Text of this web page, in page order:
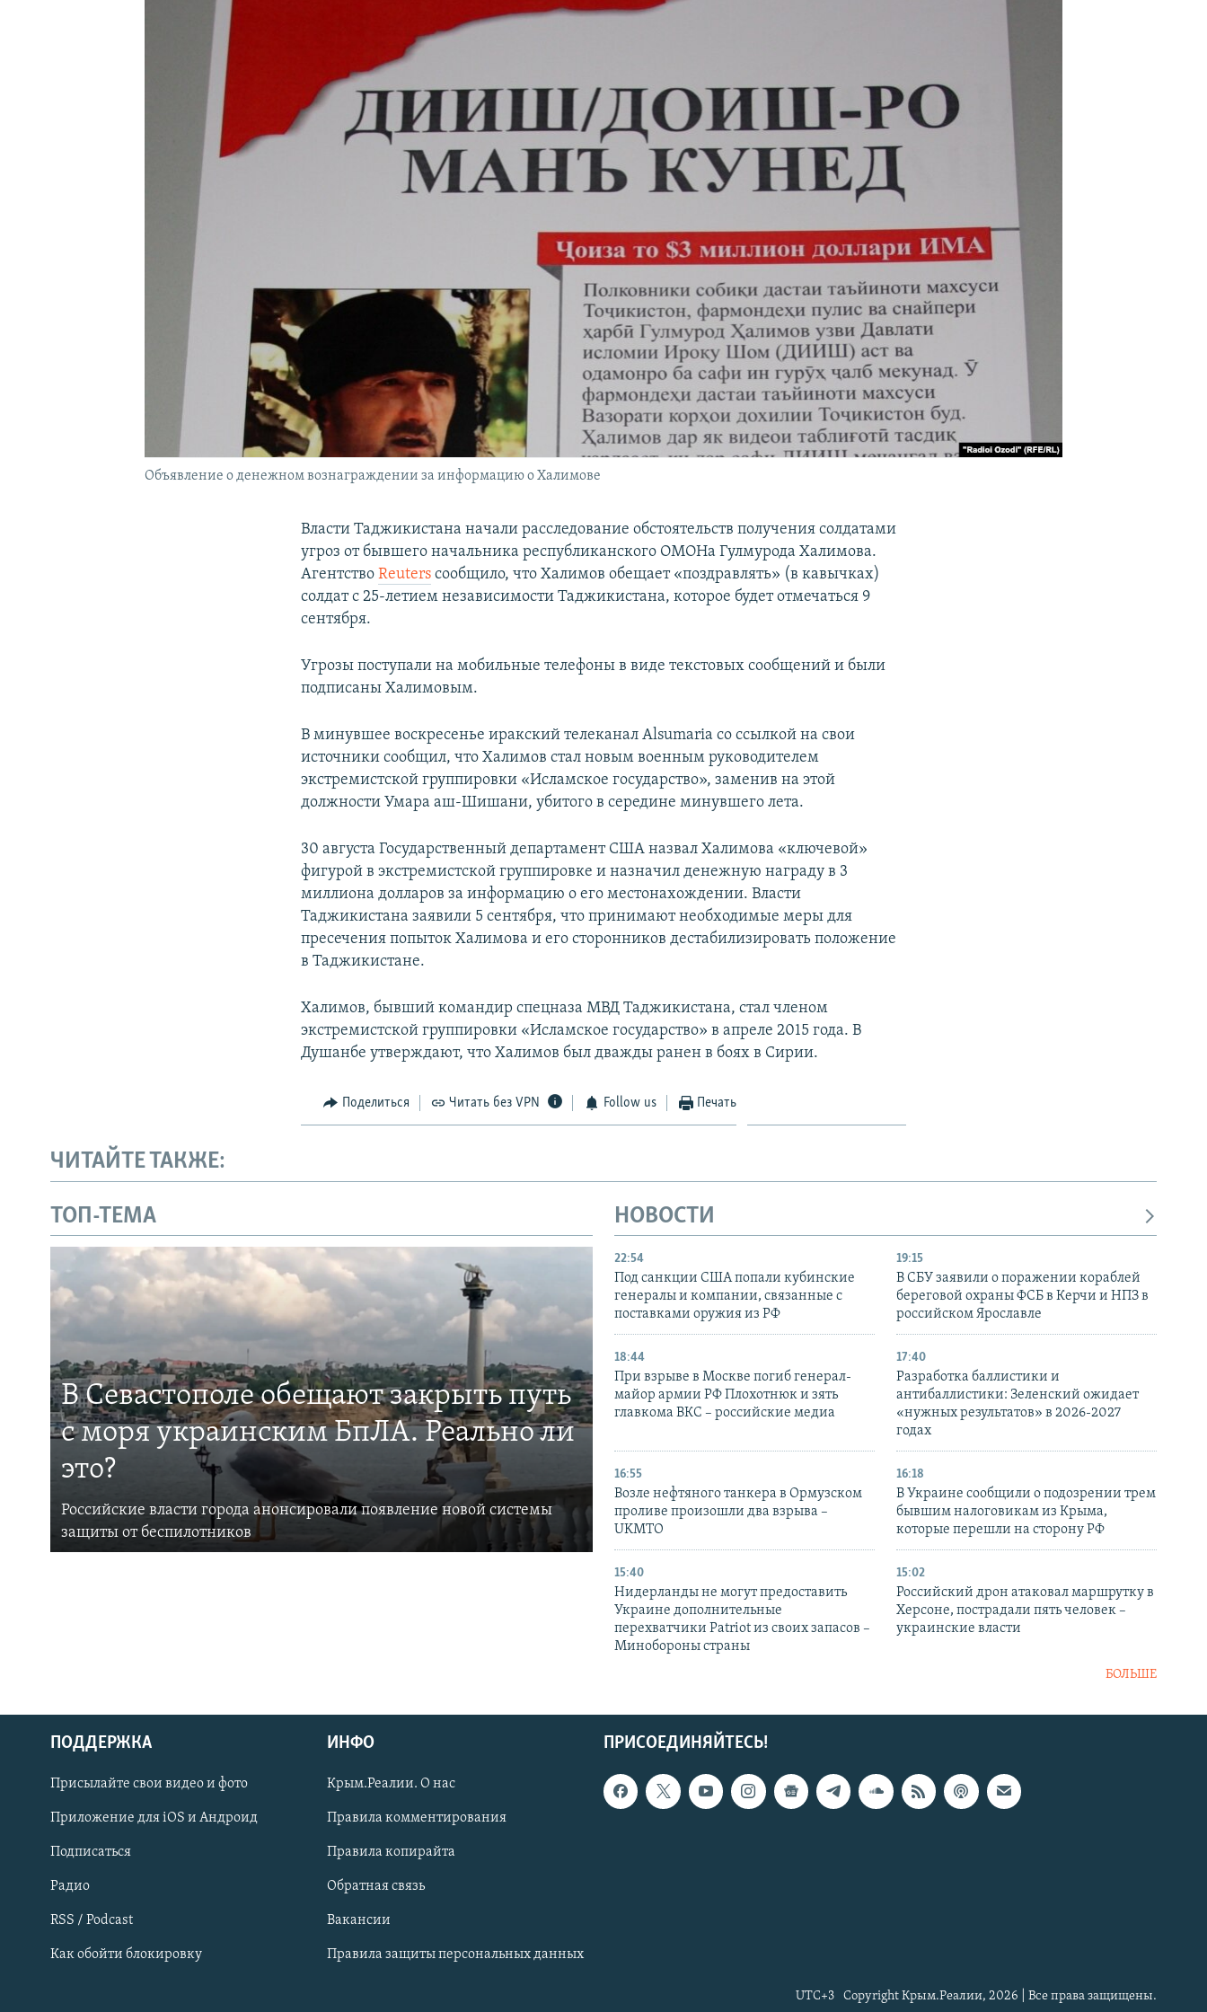
Українською
Qırımtatar
ПРИСОЕДИНЯЙТЕСЬ!
Объявление о денежном вознаграждении за информацию о Халимове
Власти Таджикистана начали расследование обстоятельств получения солдатами
угроз от бывшего начальника республиканского ОМОНа Гулмурода Халимова.
АгентствоReuters сообщило, что Халимов обещает «поздравлять» (в кавычках)
солдат с 25-летием независимости Таджикистана, которое будет отмечаться 9
сентября.
Угрозы поступали на мобильные телефоны в виде текстовых сообщений и были
подписаны Халимовым.
В минувшее воскресенье иракский телеканал Alsumaria со ссылкой на свои
источники сообщил, что Халимов стал новым военным руководителем
экстремистской группировки «Исламское государство», заменив на этой
должности Умара аш-Шишани, убитого в середине минувшего лета.
30 августа Государственный департамент США назвал Халимова «ключевой»
фигурой в экстремистской группировке и назначил денежную награду в 3
миллиона долларов за информацию о его местонахождении. Власти
Таджикистана заявили 5 сентября, что принимают необходимые меры для
пресечения попыток Халимова и его сторонников дестабилизировать положение
в Таджикистане.
Халимов, бывший командир спецназа МВД Таджикистана, стал членом
экстремистской группировки «Исламское государство» в апреле 2015 года. В
Душанбе утверждают, что Халимов был дважды ранен в боях в Сирии.
Поделиться Читать без VPN Follow us Печать
ЧИТАЙТЕ ТАКЖЕ:
ТОП-ТЕМА
В Севастополе обещают закрыть путь
с моря украинским БпЛА. Реально ли
это?
Российские власти города анонсировали появление новой системы
защиты от беспилотников
НОВОСТИ
22:54
Под санкции США попали кубинские
генералы и компании, связанные с
поставками оружия из РФ
19:15
В СБУ заявили о поражении кораблей
береговой охраны ФСБ в Керчи и НПЗ в
российском Ярославле
18:44
При взрыве в Москве погиб генерал-
майор армии РФ Плохотнюк и зять
главкома ВКС – российские медиа
17:40
Разработка баллистики и
антибаллистики: Зеленский ожидает
«нужных результатов» в 2026-2027
годах
16:55
Возле нефтяного танкера в Ормузском
проливе произошли два взрыва –
UKMTO
16:18
В Украине сообщили о подозрении трем
бывшим налоговикам из Крыма,
которые перешли на сторону РФ
15:40
Нидерланды не могут предоставить
Украине дополнительные
перехватчики Patriot из своих запасов –
Минобороны страны
15:02
Российский дрон атаковал маршрутку в
Херсоне, пострадали пять человек –
украинские власти
БОЛЬШЕ
ПРИСОЕДИНЯЙТЕСЬ!
ПОДДЕРЖКА
Присылайте свои видео и фото
Приложение для iOS и Андроид
Подписаться
Радио
RSS / Podcast
Как обойти блокировку
ИНФО
Крым.Реалии. О нас
Правила комментирования
Правила копирайта
Обратная связь
Вакансии
Правила защиты персональных данных
Copyright Крым.Реалии, 2026 | Все права защищены.
UTC+3